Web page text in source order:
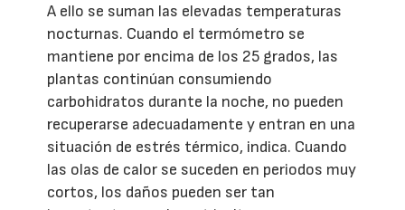
A ello se suman las elevadas temperaturas
nocturnas. Cuando el termómetro se
mantiene por encima de los 25 grados, las
plantas continúan consumiendo
carbohidratos durante la noche, no pueden
recuperarse adecuadamente y entran en una
situación de estrés térmico, indica. Cuando
las olas de calor se suceden en periodos muy
cortos, los daños pueden ser tan